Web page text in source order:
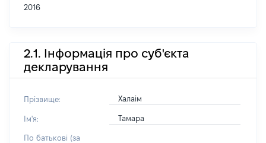
2016
2.1. Інформація про суб'єкта
декларування
Прізвище: Халаім
Ім'я: Тамара
По батькові (за